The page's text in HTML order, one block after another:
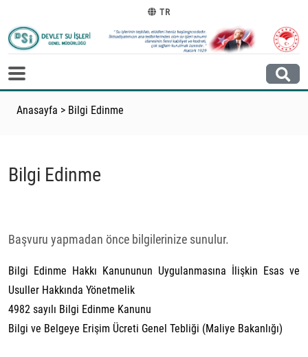
TR
Anasayfa > Bilgi Edinme
Bilgi Edinme
Başvuru yapmadan önce bilgilerinize sunulur.
Bilgi Edinme Hakkı Kanununun Uygulanmasına İlişkin Esas ve
Usuller Hakkında Yönetmelik
4982 sayılı Bilgi Edinme Kanunu
Bilgi ve Belgeye Erişim Ücreti Genel Tebliği (Maliye Bakanlığı)